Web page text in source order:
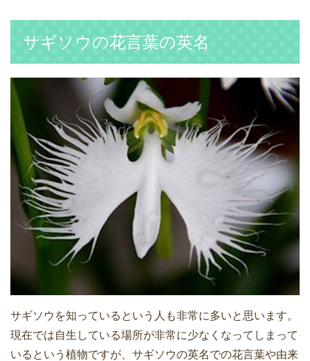
サギソウの花言葉の英名
サギソウを知っているという人も非常に多いと思います。
現在では自生している場所が非常に少なくなってしまって
いるという植物ですが、サギソウの英名での花言葉や由来